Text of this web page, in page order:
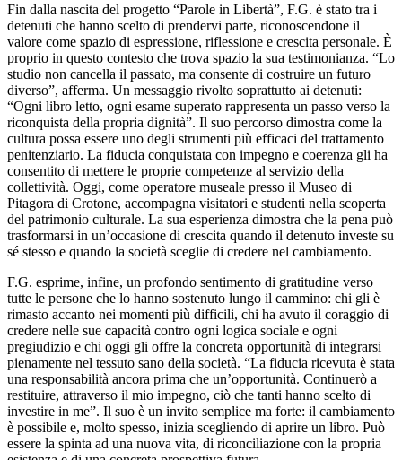
Fin dalla nascita del progetto “Parole in Libertà”, F.G. è stato tra i
detenuti che hanno scelto di prendervi parte, riconoscendone il
valore come spazio di espressione, riflessione e crescita personale. È
proprio in questo contesto che trova spazio la sua testimonianza. “Lo
studio non cancella il passato, ma consente di costruire un futuro
diverso”, afferma. Un messaggio rivolto soprattutto ai detenuti:
“Ogni libro letto, ogni esame superato rappresenta un passo verso la
riconquista della propria dignità”. Il suo percorso dimostra come la
cultura possa essere uno degli strumenti più efficaci del trattamento
penitenziario. La fiducia conquistata con impegno e coerenza gli ha
consentito di mettere le proprie competenze al servizio della
collettività. Oggi, come operatore museale presso il Museo di
Pitagora di Crotone, accompagna visitatori e studenti nella scoperta
del patrimonio culturale. La sua esperienza dimostra che la pena può
trasformarsi in un’occasione di crescita quando il detenuto investe su
sé stesso e quando la società sceglie di credere nel cambiamento.
F.G. esprime, infine, un profondo sentimento di gratitudine verso
tutte le persone che lo hanno sostenuto lungo il cammino: chi gli è
rimasto accanto nei momenti più difficili, chi ha avuto il coraggio di
credere nelle sue capacità contro ogni logica sociale e ogni
pregiudizio e chi oggi gli offre la concreta opportunità di integrarsi
pienamente nel tessuto sano della società. “La fiducia ricevuta è stata
una responsabilità ancora prima che un’opportunità. Continuerò a
restituire, attraverso il mio impegno, ciò che tanti hanno scelto di
investire in me”. Il suo è un invito semplice ma forte: il cambiamento
è possibile e, molto spesso, inizia scegliendo di aprire un libro. Può
essere la spinta ad una nuova vita, di riconciliazione con la propria